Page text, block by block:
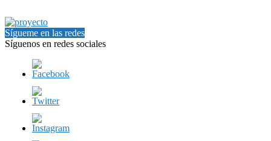
Sígueme en las redes
Síguenos en redes sociales